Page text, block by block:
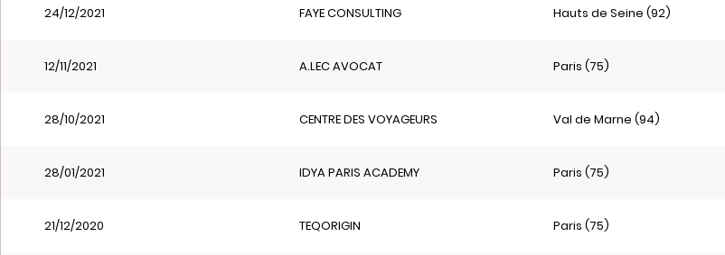
24/12/2021 FAYE CONSULTING Hauts de Seine (92)
12/11/2021 A.LEC AVOCAT Paris (75)
28/10/2021 CENTRE DES VOYAGEURS Val de Marne (94)
28/01/2021 IDYA PARIS ACADEMY Paris (75)
21/12/2020 TEQORIGIN Paris (75)